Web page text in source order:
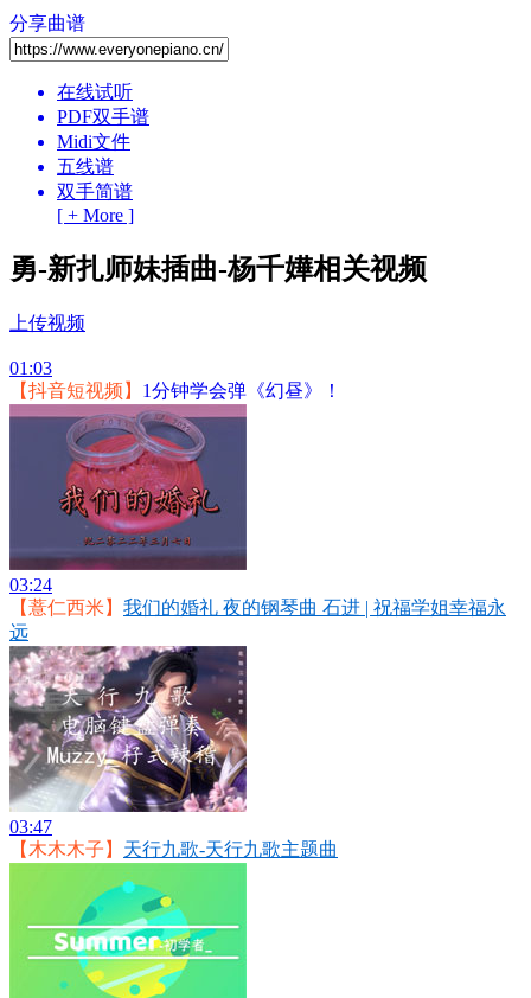
分享曲谱
在线试听
PDF双手谱
Midi文件
五线谱
双手简谱
[ + More ]
勇-新扎师妹插曲-杨千嬅相关视频
上传视频
01:03
【抖音短视频】 1分钟学会弹《幻昼》！
03:24
【薏仁西米】 我们的婚礼 夜的钢琴曲 石进 | 祝福学姐幸福永
远
03:47
【木木木子】 天行九歌-天行九歌主题曲